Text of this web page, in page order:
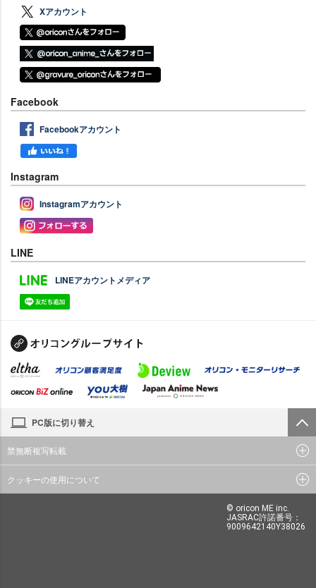
Xアカウント
Facebook
Facebookアカウント
Instagram
Instagramアカウント
LINE
LINEアカウントメディア
PC版に切り替え
禁無断複写転載
クッキーの使用について
© oricon ME inc.
JASRAC許諾番号：
9009642140Y38026